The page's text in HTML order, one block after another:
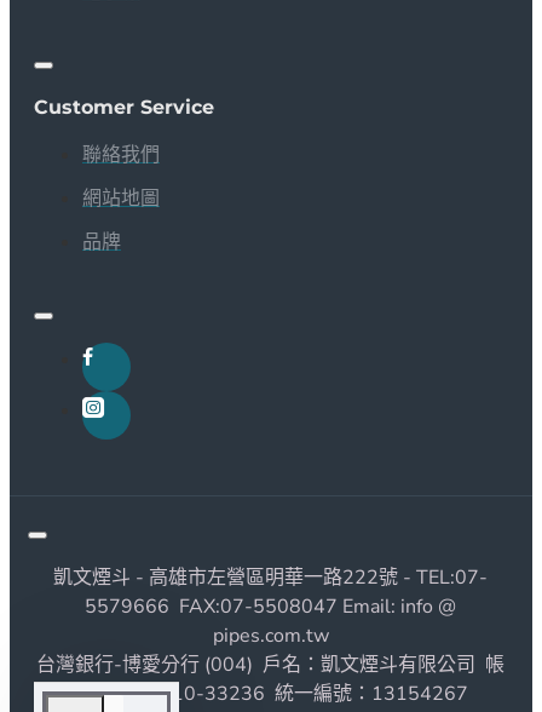
Customer Service
聯絡我們
網站地圖
品牌
凱文煙斗 - 高雄市左營區明華一路222號 - TEL:07-
5579666 FAX:07-5508047 Email: info @
pipes.com.tw
台灣銀行-博愛分行 (004) 戶名：凱文煙斗有限公司 帳
號：1190010-33236 統一編號：13154267